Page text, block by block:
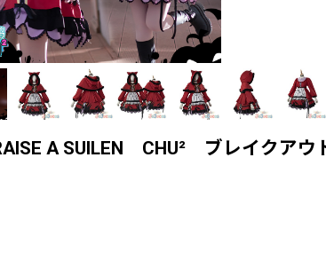
A SUILEN CHU² ブレイクア